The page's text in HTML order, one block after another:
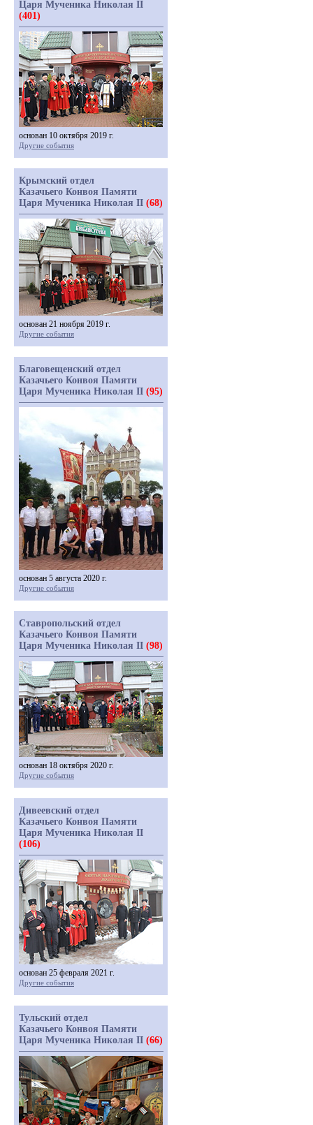
Царя Мученика Николая II
(401)
основан 10 октября 2019 г.
Другие события
Крымский отдел
Казачьего Конвоя Памяти
Царя Мученика Николая II (68)
основан 21 ноября 2019 г.
Другие события
Благовещенский отдел
Казачьего Конвоя Памяти
Царя Мученика Николая II (95)
основан 5 августа 2020 г.
Другие события
Ставропольский отдел
Казачьего Конвоя Памяти
Царя Мученика Николая II (98)
основан 18 октября 2020 г.
Другие события
Дивеевский отдел
Казачьего Конвоя Памяти
Царя Мученика Николая II
(106)
основан 25 февраля 2021 г.
Другие события
Тульский отдел
Казачьего Конвоя Памяти
Царя Мученика Николая II (66)